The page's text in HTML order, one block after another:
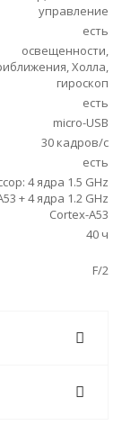
управление
есть
освещенности,
Холла,
гироскоп
есть
micro-USB
30 кадров/с
есть
4 ядра 1.5 GHz
+ 4 ядра 1.2 GHz
Cortex-A53
40 ч
F/2